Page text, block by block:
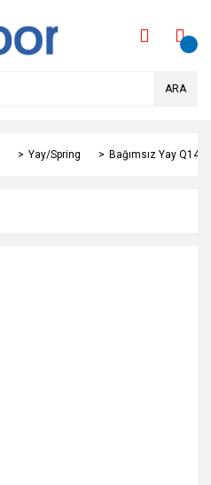
ARA
Yay/Spring Bağımsız Yay Q14